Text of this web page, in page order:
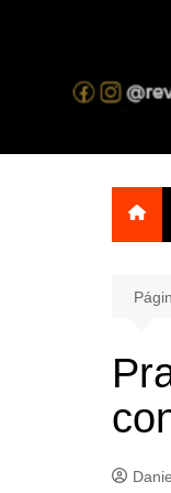
A melhor revista